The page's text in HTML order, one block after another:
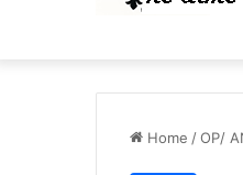
Home /OP/